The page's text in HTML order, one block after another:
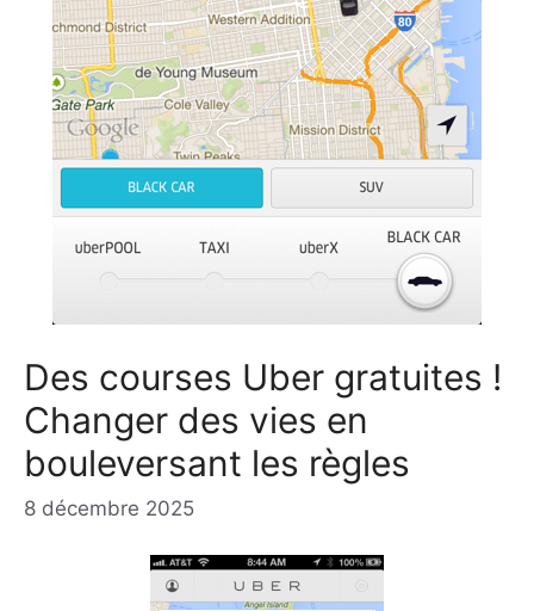
Des courses Uber gratuites !
Changer des vies en
bouleversant les règles
8 décembre 2025